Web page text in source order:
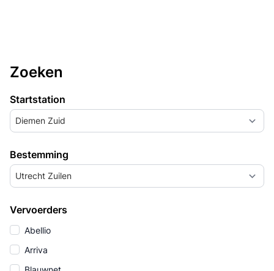
Zoeken
Startstation
Diemen Zuid
Bestemming
Utrecht Zuilen
Vervoerders
Abellio
Arriva